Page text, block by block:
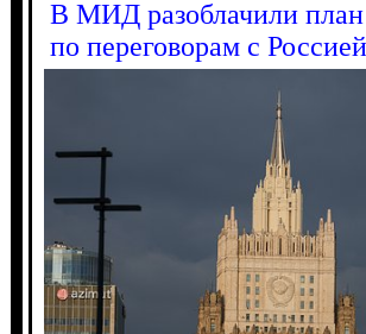
В МИД разоблачили
по переговорам с Россией